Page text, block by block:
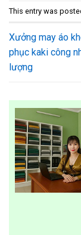
This entry was
Xưởng may áo
phục kaki công
lượng